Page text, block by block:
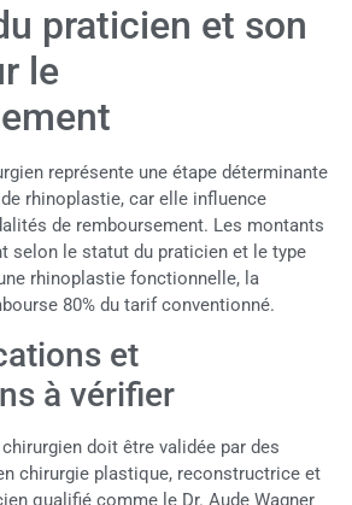
praticien et son
le
représente une étape déterminante
rhinoplastie, car elle influence
de remboursement. Les montants
selon le statut du praticien et le type
rhinoplastie fonctionnelle, la
80% du tarif conventionné.
et
à vérifier
doit être validée par des
chirurgie plastique, reconstructrice et
qualifié comme le Dr. Aude Wagner